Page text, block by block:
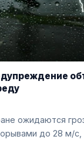
ожидаются
до 28 м/с,